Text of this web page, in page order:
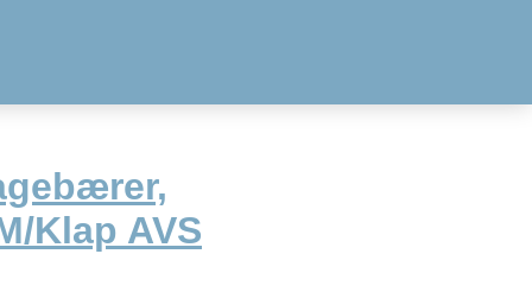
Klap AVS